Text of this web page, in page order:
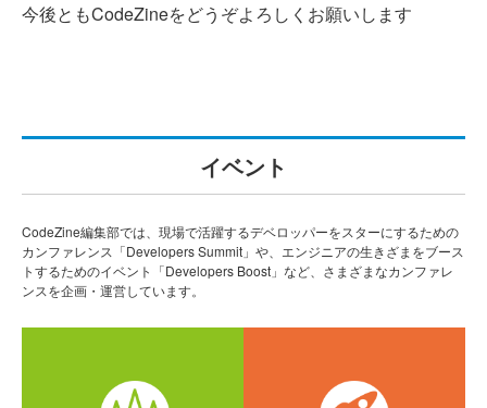
今後ともCodeZineをどうぞよろしくお願いします
イベント
CodeZine編集部では、現場で活躍するデベロッパーをスターにするための
カンファレンス「Developers Summit」や、エンジニアの生きざまをブース
トするためのイベント「Developers Boost」など、さまざまなカンファレ
ンスを企画・運営しています。